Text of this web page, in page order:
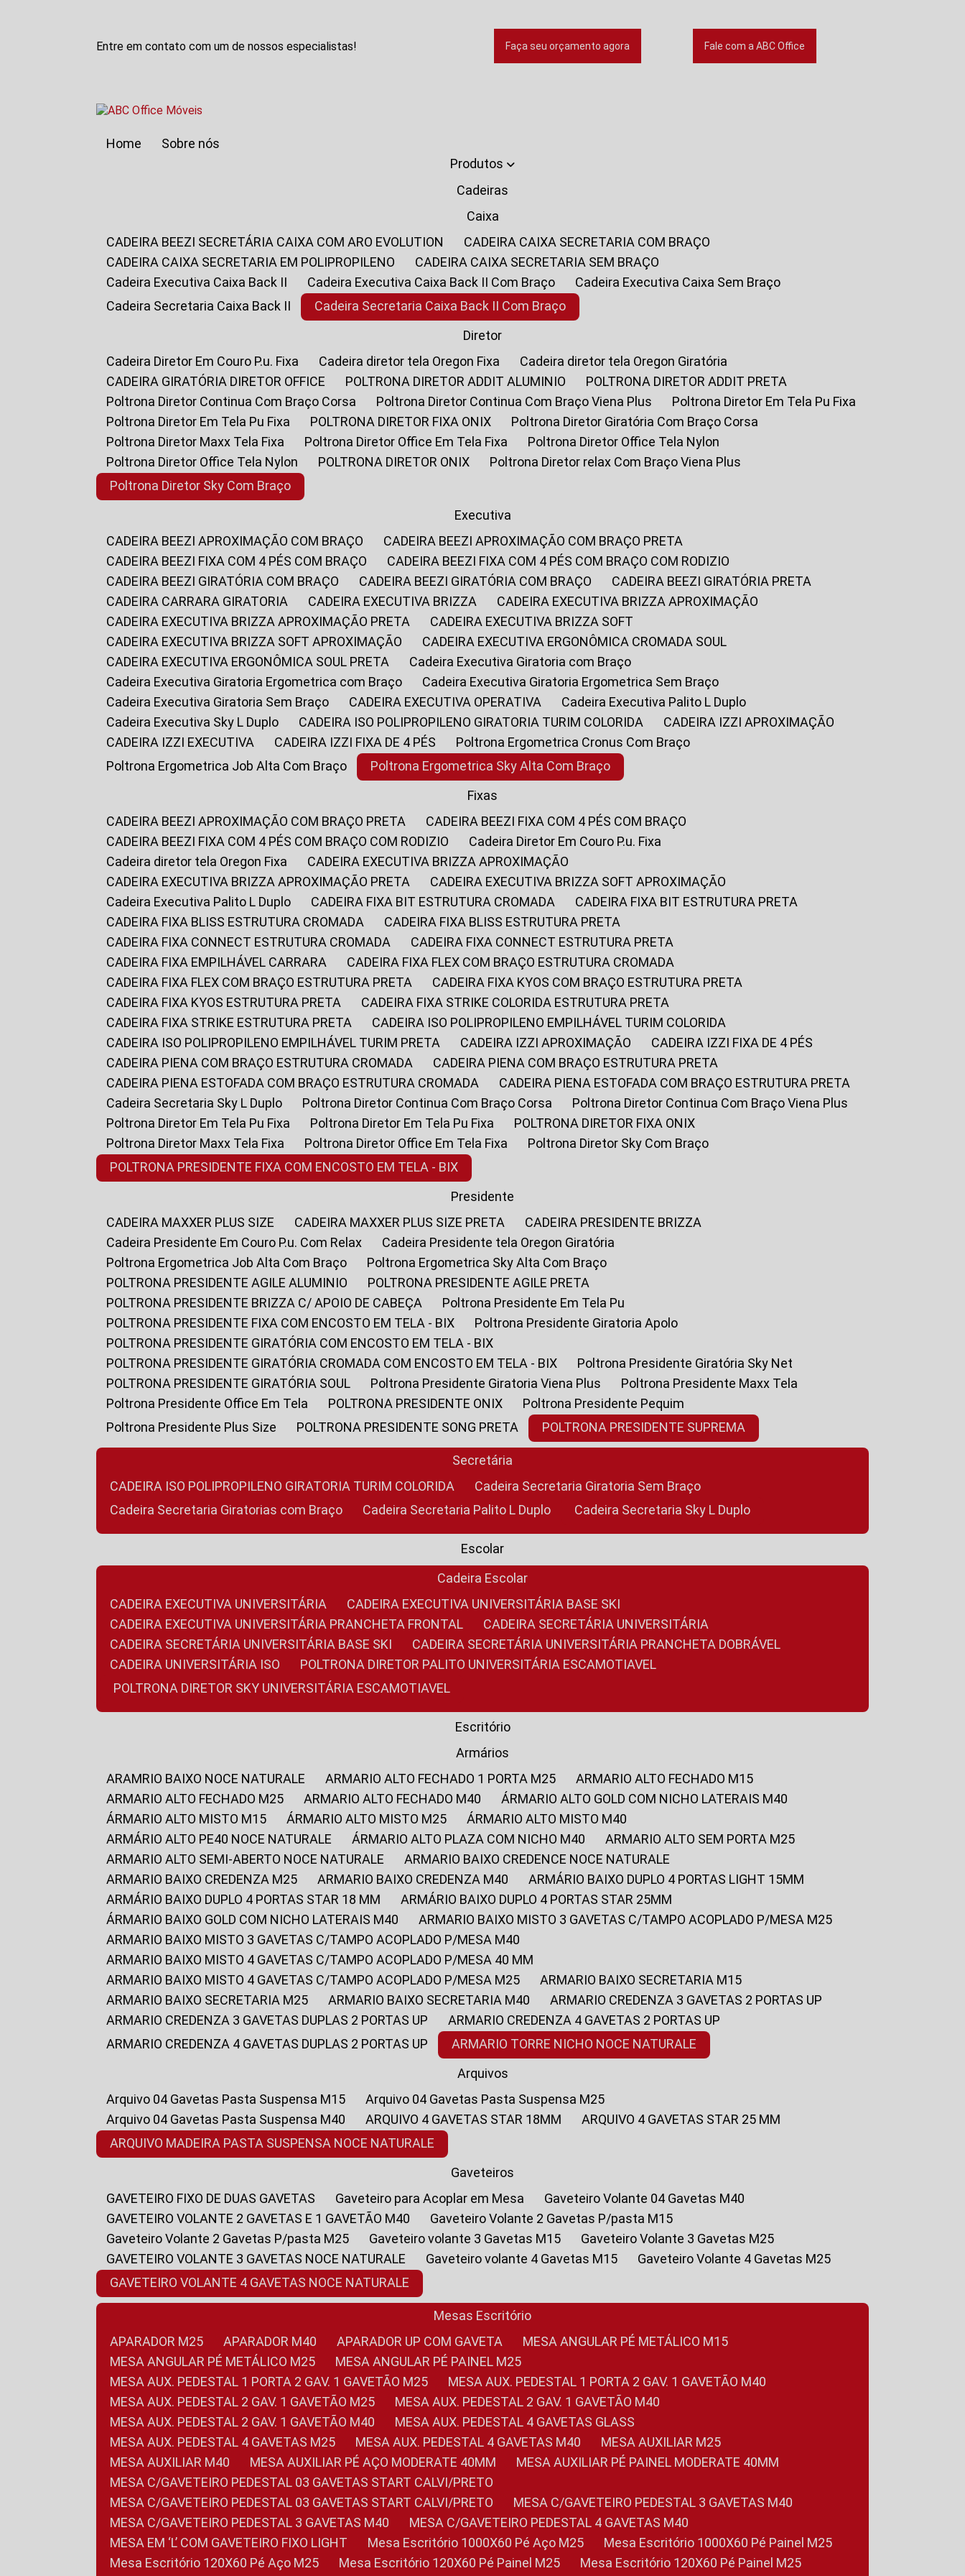
Entre em contato com um de nossos especialistas! Faça seu orçamento agora Fale com a ABC Office
Home
Sobre nós
Produtos
Cadeiras
Caixa
CADEIRA BEEZI SECRETÁRIA CAIXA COM ARO EVOLUTION
CADEIRA CAIXA SECRETARIA COM BRAÇO
CADEIRA CAIXA SECRETARIA EM POLIPROPILENO
CADEIRA CAIXA SECRETARIA SEM BRAÇO
Cadeira Executiva Caixa Back II
Cadeira Executiva Caixa Back II Com Braço
Cadeira Executiva Caixa Sem Braço
Cadeira Secretaria Caixa Back II
Cadeira Secretaria Caixa Back II Com Braço
Diretor
Cadeira Diretor Em Couro P.u. Fixa
Cadeira diretor tela Oregon Fixa
Cadeira diretor tela Oregon Giratória
CADEIRA GIRATÓRIA DIRETOR OFFICE
POLTRONA DIRETOR ADDIT ALUMINIO
POLTRONA DIRETOR ADDIT PRETA
Poltrona Diretor Continua Com Braço Corsa
Poltrona Diretor Continua Com Braço Viena Plus
Poltrona Diretor Em Tela Pu Fixa
Poltrona Diretor Em Tela Pu Fixa
POLTRONA DIRETOR FIXA ONIX
Poltrona Diretor Giratória Com Braço Corsa
Poltrona Diretor Maxx Tela Fixa
Poltrona Diretor Office Em Tela Fixa
Poltrona Diretor Office Tela Nylon
Poltrona Diretor Office Tela Nylon
POLTRONA DIRETOR ONIX
Poltrona Diretor relax Com Braço Viena Plus
Poltrona Diretor Sky Com Braço
Executiva
CADEIRA BEEZI APROXIMAÇÃO COM BRAÇO
CADEIRA BEEZI APROXIMAÇÃO COM BRAÇO PRETA
CADEIRA BEEZI FIXA COM 4 PÉS COM BRAÇO
CADEIRA BEEZI FIXA COM 4 PÉS COM BRAÇO COM RODIZIO
CADEIRA BEEZI GIRATÓRIA COM BRAÇO
CADEIRA BEEZI GIRATÓRIA COM BRAÇO
CADEIRA BEEZI GIRATÓRIA PRETA
CADEIRA CARRARA GIRATORIA
CADEIRA EXECUTIVA BRIZZA
CADEIRA EXECUTIVA BRIZZA APROXIMAÇÃO
CADEIRA EXECUTIVA BRIZZA APROXIMAÇÃO PRETA
CADEIRA EXECUTIVA BRIZZA SOFT
CADEIRA EXECUTIVA BRIZZA SOFT APROXIMAÇÃO
CADEIRA EXECUTIVA ERGONÔMICA CROMADA SOUL
CADEIRA EXECUTIVA ERGONÔMICA SOUL PRETA
Cadeira Executiva Giratoria com Braço
Cadeira Executiva Giratoria Ergometrica com Braço
Cadeira Executiva Giratoria Ergometrica Sem Braço
Cadeira Executiva Giratoria Sem Braço
CADEIRA EXECUTIVA OPERATIVA
Cadeira Executiva Palito L Duplo
Cadeira Executiva Sky L Duplo
CADEIRA ISO POLIPROPILENO GIRATORIA TURIM COLORIDA
CADEIRA IZZI APROXIMAÇÃO
CADEIRA IZZI EXECUTIVA
CADEIRA IZZI FIXA DE 4 PÉS
Poltrona Ergometrica Cronus Com Braço
Poltrona Ergometrica Job Alta Com Braço
Poltrona Ergometrica Sky Alta Com Braço
Fixas
CADEIRA BEEZI APROXIMAÇÃO COM BRAÇO PRETA
CADEIRA BEEZI FIXA COM 4 PÉS COM BRAÇO
CADEIRA BEEZI FIXA COM 4 PÉS COM BRAÇO COM RODIZIO
Cadeira Diretor Em Couro P.u. Fixa
Cadeira diretor tela Oregon Fixa
CADEIRA EXECUTIVA BRIZZA APROXIMAÇÃO
CADEIRA EXECUTIVA BRIZZA APROXIMAÇÃO PRETA
CADEIRA EXECUTIVA BRIZZA SOFT APROXIMAÇÃO
Cadeira Executiva Palito L Duplo
CADEIRA FIXA BIT ESTRUTURA CROMADA
CADEIRA FIXA BIT ESTRUTURA PRETA
CADEIRA FIXA BLISS ESTRUTURA CROMADA
CADEIRA FIXA BLISS ESTRUTURA PRETA
CADEIRA FIXA CONNECT ESTRUTURA CROMADA
CADEIRA FIXA CONNECT ESTRUTURA PRETA
CADEIRA FIXA EMPILHÁVEL CARRARA
CADEIRA FIXA FLEX COM BRAÇO ESTRUTURA CROMADA
CADEIRA FIXA FLEX COM BRAÇO ESTRUTURA PRETA
CADEIRA FIXA KYOS COM BRAÇO ESTRUTURA PRETA
CADEIRA FIXA KYOS ESTRUTURA PRETA
CADEIRA FIXA STRIKE COLORIDA ESTRUTURA PRETA
CADEIRA FIXA STRIKE ESTRUTURA PRETA
CADEIRA ISO POLIPROPILENO EMPILHÁVEL TURIM COLORIDA
CADEIRA ISO POLIPROPILENO EMPILHÁVEL TURIM PRETA
CADEIRA IZZI APROXIMAÇÃO
CADEIRA IZZI FIXA DE 4 PÉS
CADEIRA PIENA COM BRAÇO ESTRUTURA CROMADA
CADEIRA PIENA COM BRAÇO ESTRUTURA PRETA
CADEIRA PIENA ESTOFADA COM BRAÇO ESTRUTURA CROMADA
CADEIRA PIENA ESTOFADA COM BRAÇO ESTRUTURA PRETA
Cadeira Secretaria Sky L Duplo
Poltrona Diretor Continua Com Braço Corsa
Poltrona Diretor Continua Com Braço Viena Plus
Poltrona Diretor Em Tela Pu Fixa
Poltrona Diretor Em Tela Pu Fixa
POLTRONA DIRETOR FIXA ONIX
Poltrona Diretor Maxx Tela Fixa
Poltrona Diretor Office Em Tela Fixa
Poltrona Diretor Sky Com Braço
POLTRONA PRESIDENTE FIXA COM ENCOSTO EM TELA - BIX
Presidente
CADEIRA MAXXER PLUS SIZE
CADEIRA MAXXER PLUS SIZE PRETA
CADEIRA PRESIDENTE BRIZZA
Cadeira Presidente Em Couro P.u. Com Relax
Cadeira Presidente tela Oregon Giratória
Poltrona Ergometrica Job Alta Com Braço
Poltrona Ergometrica Sky Alta Com Braço
POLTRONA PRESIDENTE AGILE ALUMINIO
POLTRONA PRESIDENTE AGILE PRETA
POLTRONA PRESIDENTE BRIZZA C/ APOIO DE CABEÇA
Poltrona Presidente Em Tela Pu
POLTRONA PRESIDENTE FIXA COM ENCOSTO EM TELA - BIX
Poltrona Presidente Giratoria Apolo
POLTRONA PRESIDENTE GIRATÓRIA COM ENCOSTO EM TELA - BIX
POLTRONA PRESIDENTE GIRATÓRIA CROMADA COM ENCOSTO EM TELA - BIX
Poltrona Presidente Giratória Sky Net
POLTRONA PRESIDENTE GIRATÓRIA SOUL
Poltrona Presidente Giratoria Viena Plus
Poltrona Presidente Maxx Tela
Poltrona Presidente Office Em Tela
POLTRONA PRESIDENTE ONIX
Poltrona Presidente Pequim
Poltrona Presidente Plus Size
POLTRONA PRESIDENTE SONG PRETA POLTRONA PRESIDENTE SUPREMA
Secretária
CADEIRA ISO POLIPROPILENO GIRATORIA TURIM COLORIDA
Cadeira Secretaria Giratoria Sem Braço
Cadeira Secretaria Giratorias com Braço
Cadeira Secretaria Palito L Duplo Cadeira Secretaria Sky L Duplo
Escolar
Cadeira Escolar
CADEIRA EXECUTIVA UNIVERSITÁRIA
CADEIRA EXECUTIVA UNIVERSITÁRIA BASE SKI
CADEIRA EXECUTIVA UNIVERSITÁRIA PRANCHETA FRONTAL
CADEIRA SECRETÁRIA UNIVERSITÁRIA
CADEIRA SECRETÁRIA UNIVERSITÁRIA BASE SKI
CADEIRA SECRETÁRIA UNIVERSITÁRIA PRANCHETA DOBRÁVEL
CADEIRA UNIVERSITÁRIA ISO
POLTRONA DIRETOR PALITO UNIVERSITÁRIA ESCAMOTIAVEL
POLTRONA DIRETOR SKY UNIVERSITÁRIA ESCAMOTIAVEL
Escritório
Armários
ARAMRIO BAIXO NOCE NATURALE
ARMARIO ALTO FECHADO 1 PORTA M25
ARMARIO ALTO FECHADO M15
ARMARIO ALTO FECHADO M25
ARMARIO ALTO FECHADO M40
ÁRMARIO ALTO GOLD COM NICHO LATERAIS M40
ÁRMARIO ALTO MISTO M15
ÁRMARIO ALTO MISTO M25
ÁRMARIO ALTO MISTO M40
ARMÁRIO ALTO PE40 NOCE NATURALE
ÁRMARIO ALTO PLAZA COM NICHO M40
ARMARIO ALTO SEM PORTA M25
ARMARIO ALTO SEMI-ABERTO NOCE NATURALE
ARMARIO BAIXO CREDENCE NOCE NATURALE
ARMARIO BAIXO CREDENZA M25
ARMARIO BAIXO CREDENZA M40
ARMÁRIO BAIXO DUPLO 4 PORTAS LIGHT 15MM
ARMÁRIO BAIXO DUPLO 4 PORTAS STAR 18 MM
ARMÁRIO BAIXO DUPLO 4 PORTAS STAR 25MM
ÁRMARIO BAIXO GOLD COM NICHO LATERAIS M40
ARMARIO BAIXO MISTO 3 GAVETAS C/TAMPO ACOPLADO P/MESA M25
ARMARIO BAIXO MISTO 3 GAVETAS C/TAMPO ACOPLADO P/MESA M40
ARMARIO BAIXO MISTO 4 GAVETAS C/TAMPO ACOPLADO P/MESA 40 MM
ARMARIO BAIXO MISTO 4 GAVETAS C/TAMPO ACOPLADO P/MESA M25
ARMARIO BAIXO SECRETARIA M15
ARMARIO BAIXO SECRETARIA M25
ARMARIO BAIXO SECRETARIA M40
ARMARIO CREDENZA 3 GAVETAS 2 PORTAS UP
ARMARIO CREDENZA 3 GAVETAS DUPLAS 2 PORTAS UP
ARMARIO CREDENZA 4 GAVETAS 2 PORTAS UP
ARMARIO CREDENZA 4 GAVETAS DUPLAS 2 PORTAS UP
ARMARIO TORRE NICHO NOCE NATURALE
Arquivos
Arquivo 04 Gavetas Pasta Suspensa M15
Arquivo 04 Gavetas Pasta Suspensa M25
Arquivo 04 Gavetas Pasta Suspensa M40
ARQUIVO 4 GAVETAS STAR 18MM
ARQUIVO 4 GAVETAS STAR 25 MM
ARQUIVO MADEIRA PASTA SUSPENSA NOCE NATURALE
Gaveteiros
GAVETEIRO FIXO DE DUAS GAVETAS
Gaveteiro para Acoplar em Mesa
Gaveteiro Volante 04 Gavetas M40
GAVETEIRO VOLANTE 2 GAVETAS E 1 GAVETÃO M40
Gaveteiro Volante 2 Gavetas P/pasta M15
Gaveteiro Volante 2 Gavetas P/pasta M25
Gaveteiro volante 3 Gavetas M15
Gaveteiro Volante 3 Gavetas M25
GAVETEIRO VOLANTE 3 GAVETAS NOCE NATURALE
Gaveteiro volante 4 Gavetas M15
Gaveteiro Volante 4 Gavetas M25
GAVETEIRO VOLANTE 4 GAVETAS NOCE NATURALE
Mesas Escritório
APARADOR M25
APARADOR M40 APARADOR UP COM GAVETA
MESA ANGULAR PÉ METÁLICO M15
MESA ANGULAR PÉ METÁLICO M25
MESA ANGULAR PÉ PAINEL M25
MESA AUX. PEDESTAL 1 PORTA 2 GAV. 1 GAVETÃO M25
MESA AUX. PEDESTAL 1 PORTA 2 GAV. 1 GAVETÃO M40
MESA AUX. PEDESTAL 2 GAV. 1 GAVETÃO M25
MESA AUX. PEDESTAL 2 GAV. 1 GAVETÃO M40
MESA AUX. PEDESTAL 2 GAV. 1 GAVETÃO M40
MESA AUX. PEDESTAL 4 GAVETAS GLASS
MESA AUX. PEDESTAL 4 GAVETAS M25
MESA AUX. PEDESTAL 4 GAVETAS M40
MESA AUXILIAR M25
MESA AUXILIAR M40
MESA AUXILIAR PÉ AÇO MODERATE 40MM
MESA AUXILIAR PÉ PAINEL MODERATE 40MM
MESA C/GAVETEIRO PEDESTAL 03 GAVETAS START CALVI/PRETO
MESA C/GAVETEIRO PEDESTAL 03 GAVETAS START CALVI/PRETO
MESA C/GAVETEIRO PEDESTAL 3 GAVETAS M40
MESA C/GAVETEIRO PEDESTAL 3 GAVETAS M40
MESA C/GAVETEIRO PEDESTAL 4 GAVETAS M40
MESA EM ‘L’ COM GAVETEIRO FIXO LIGHT
Mesa Escritório 1000X60 Pé Aço M25
Mesa Escritório 1000X60 Pé Painel M25
Mesa Escritório 120X60 Pé Aço M25
Mesa Escritório 120X60 Pé Painel M25
Mesa Escritório 120X60 Pé Painel M25